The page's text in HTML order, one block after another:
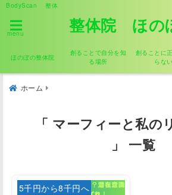
BodyScan 整体
menu 整体院 ほの
ほのぼの整体院
創ることで自分を知
る場所
創ることに
らない
ホーム
「 マーフィーと私の
」 一覧
5千円から8千円へ